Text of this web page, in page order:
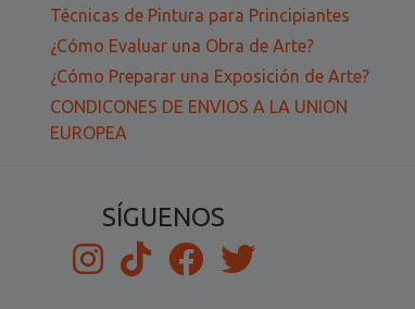
Técnicas de Pintura para Principiantes
¿Cómo Evaluar una Obra de Arte?
¿Cómo Preparar una Exposición de Arte?
CONDICONES DE ENVIOS A LA UNION
EUROPEA
SÍGUENOS